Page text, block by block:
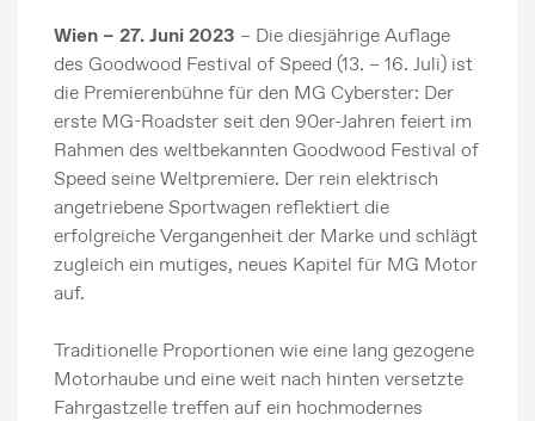
Wien – 27. Juni 2023 – Die diesjährige Auflage
des Goodwood Festival of Speed (13. – 16. Juli) ist
die Premierenbühne für den MG Cyberster: Der
erste MG-Roadster seit den 90er-Jahren feiert im
Rahmen des weltbekannten Goodwood Festival of
Speed seine Weltpremiere. Der rein elektrisch
angetriebene Sportwagen reflektiert die
erfolgreiche Vergangenheit der Marke und schlägt
zugleich ein mutiges, neues Kapitel für MG Motor
auf.
Traditionelle Proportionen wie eine lang gezogene
Motorhaube und eine weit nach hinten versetzte
Fahrgastzelle treffen auf ein hochmodernes